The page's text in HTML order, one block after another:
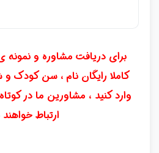
برای دریافت مشاوره و
کاملا رایگان نام ، سن کودک
وارد کنید ، مشاورین ما در
ارتباط خواهند